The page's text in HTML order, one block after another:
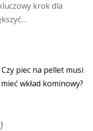
krok dla
Czy piec na pellet musi
mieć wkład kominowy?